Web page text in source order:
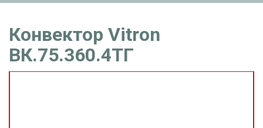
Конвектор Vitron
ВК.75.360.4ТГ